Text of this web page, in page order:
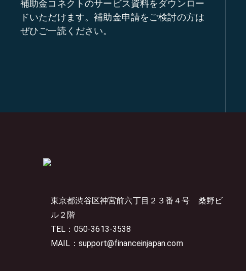
補助金コネクトのサービス資料をダウンロー
ドいただけます。補助金申請をご検討の方は
ぜひご一読ください。
東京都渋谷区神宮前六丁目２３番４号 桑野ビ
ル２階
TEL：050-3613-3538
MAIL：support@financeinjapan.com